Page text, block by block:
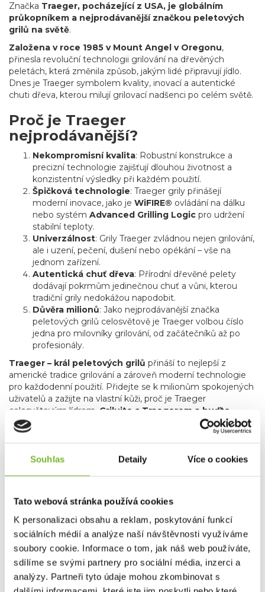
Souhlas Detaily Více o cookies
Tato webová stránka používá cookies
K personalizaci obsahu a reklam, poskytování funkcí
sociálních médií a analýze naší návštěvnosti využíváme
soubory cookie. Informace o tom, jak náš web používáte,
sdílíme se svými partnery pro sociální média, inzerci a
analýzy. Partneři tyto údaje mohou zkombinovat s
Značka Traeger, pocházející z USA, je globálním
průkopníkem a nejprodávanější značkou peletových
grilů na světě.
Založena v roce 1985 v Mount Angel v Oregonu,
přinesla revoluční technologii grilování na dřevěných
peletách, která změnila způsob, jakým lidé připravují jídlo.
Dnes je Traeger symbolem kvality, inovací a autentické
chuti dřeva, kterou milují grilovací nadšenci po celém světě.
Proč je Traeger
nejprodávanější?
Nekompromisní kvalita: Robustní konstrukce a
precizní technologie zajišťují dlouhou životnost a
konzistentní výsledky při každém použití.
Špičková technologie: Traeger grily přinášejí
moderní inovace, jako je WiFIRE® ovládání na dálku
nebo systém Advanced Grilling Logic pro udržení
stabilní teploty.
Univerzálnost: Grily Traeger zvládnou nejen grilování,
ale i uzení, pečení, dušení nebo opékání – vše na
jednom zařízení.
Autentická chuť dřeva: Přírodní dřevěné pelety
dodávají pokrmům jedinečnou chuť a vůni, kterou
tradiční grily nedokážou napodobit.
Důvěra milionů: Jako nejprodávanější značka
peletových grilů celosvětově je Traeger volbou číslo
jedna pro milovníky grilování, od začátečníků až po
profesionály.
Traeger – král peletových grilů přináší to nejlepší z
americké tradice grilování a zároveň moderní technologie
pro každodenní použití. Přidejte se k milionům spokojených
uživatelů a zažijte na vlastní kůži, proč je Traeger
celosvětovým lídrem. Grilujte s Traegerem a buďte
součástí globální komunity grilovacích nadšenců!🌍🔥
WELCOME TO